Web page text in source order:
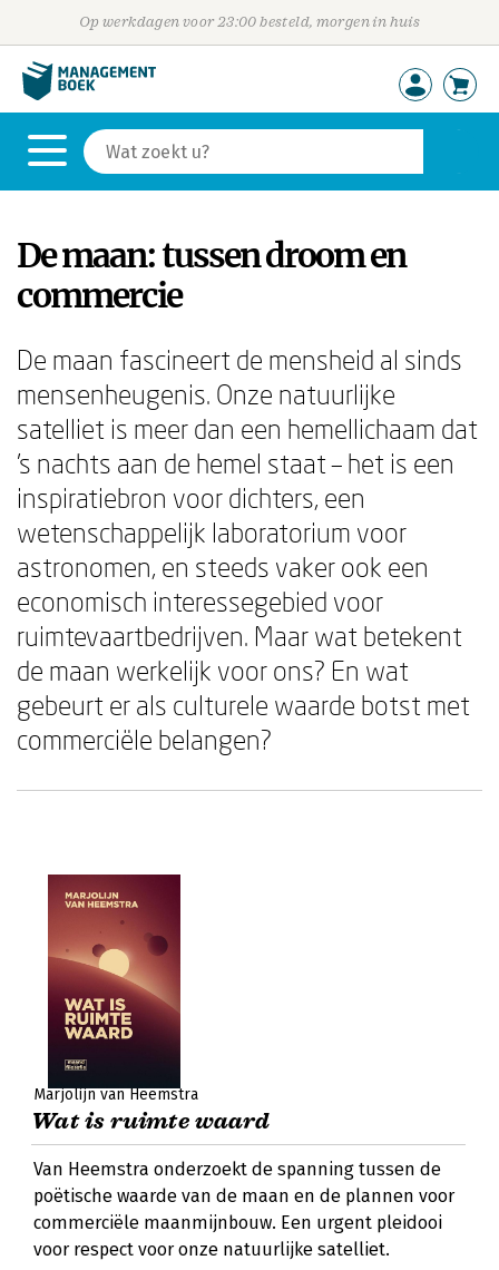
Op werkdagen voor 23:00 besteld, morgen in huis
De maan: tussen droom en
commercie
De maan fascineert de mensheid al sinds
mensenheugenis. Onze natuurlijke
satelliet is meer dan een hemellichaam dat
's nachts aan de hemel staat – het is een
inspiratiebron voor dichters, een
wetenschappelijk laboratorium voor
astronomen, en steeds vaker ook een
economisch interessegebied voor
ruimtevaartbedrijven. Maar wat betekent
de maan werkelijk voor ons? En wat
gebeurt er als culturele waarde botst met
commerciële belangen?
Marjolijn van Heemstra
Wat is ruimte waard
Van Heemstra onderzoekt de spanning tussen de
poëtische waarde van de maan en de plannen voor
commerciële maanmijnbouw. Een urgent pleidooi
voor respect voor onze natuurlijke satelliet.